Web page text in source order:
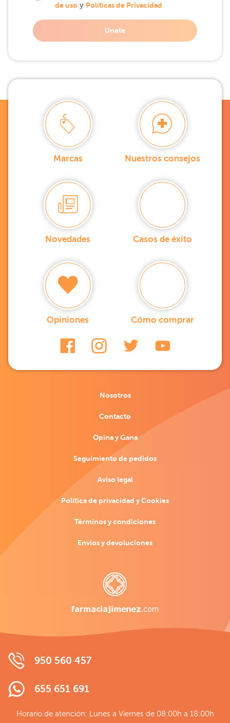
de uso y Políticas de Privacidad
Unete
Marcas Nuestros consejos
Novedades Casos de éxito
Opiniones Cómo comprar
Nosotros
Contacto
Opina y Gana
Seguimiento de pedidos
Aviso legal
Política de privacidad y Cookies
Términos y condiciones
Envíos y devoluciones
950 560 457
655 651 691
Horario de atención: Lunes a Viernes de 08:00h a 18:00h